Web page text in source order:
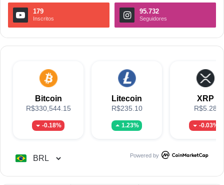
179
Inscritos
95.732
Seguidores
Bitcoin
R$330,544.15
-0.18%
Litecoin
R$235.10
1.23%
XRP
R$5.28
-0.03%
Powered by